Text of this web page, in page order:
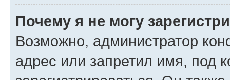
Почему я не могу
Возможно, администратор
адрес или запретил имя, под